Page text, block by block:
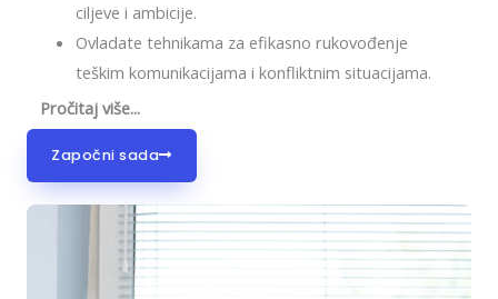
ciljeve i ambicije.
Ovladate tehnikama za efikasno rukovođenje
teškim komunikacijama i konfliktnim situacijama.
Pročitaj više...
Započni sada